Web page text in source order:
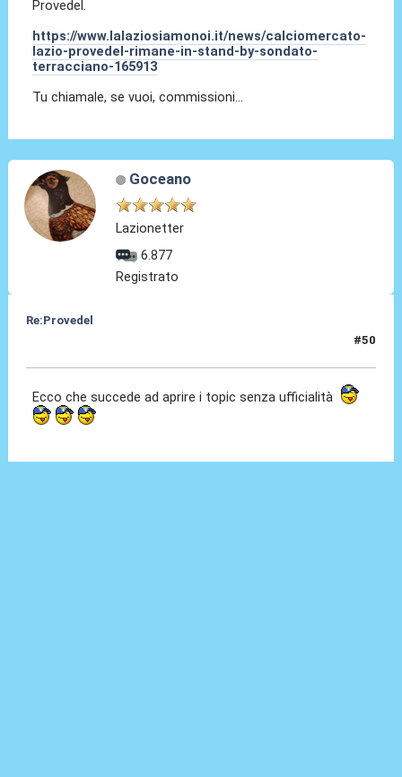
Provedel.
https://www.lalaziosiamonoi.it/news/calciomercato-
lazio-provedel-rimane-in-stand-by-sondato-
terracciano-165913
Tu chiamale, se vuoi, commissioni...
Goceano
Lazionetter
6.877
Registrato
Re:Provedel
#50
Ecco che succede ad aprire i topic senza ufficialità